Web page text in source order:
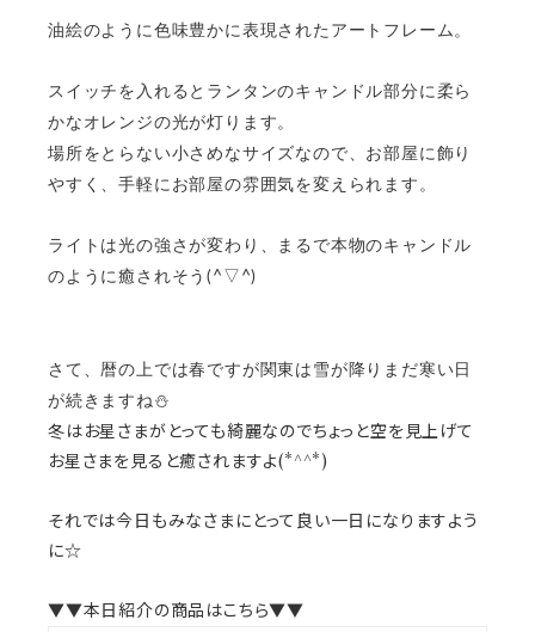
油絵のように色味豊かに表現されたアートフレーム。
スイッチを入れるとランタンのキャンドル部分に柔ら
かなオレンジの光が灯ります。
場所をとらない小さめなサイズなので、お部屋に飾り
やすく、手軽にお部屋の雰囲気を変えられます。
ライトは光の強さが変わり、まるで本物のキャンドル
のように癒されそう(^▽^)
さて、暦の上では春ですが関東は雪が降りまだ寒い日
が続きますね⛄
冬はお星さまがとっても綺麗なのでちょっと空を見上げて
お星さまを見ると癒されますよ(*^^*)
それでは今日もみなさまにとって良い一日になりますよう
に☆
▼▼本日紹介の商品はこちら▼▼